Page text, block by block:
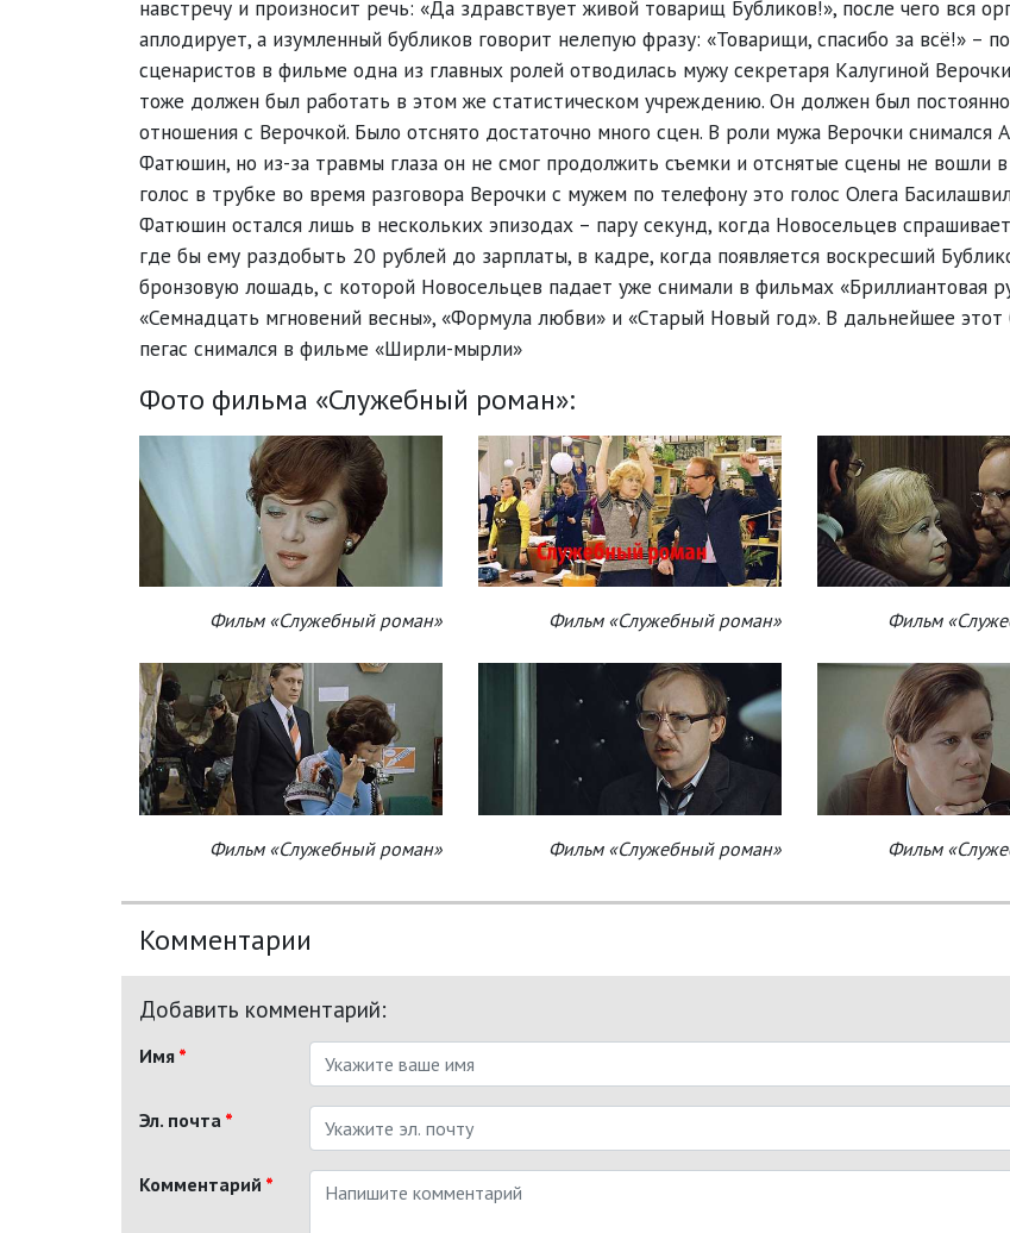
навстречу и произносит речь: «Да здравствует живой товарищ Бубликов!», после чего вся
аплодирует, а изумленный бубликов говорит нелепую фразу: «Товарищи, спасибо за всё!» –
сценаристов в фильме одна из главных ролей отводилась мужу секретаря Калугиной
тоже должен был работать в этом же статистическом учреждению. Он должен был
отношения с Верочкой. Было отснято достаточно много сцен. В роли мужа Верочки снимался
Фатюшин, но из-за травмы глаза он не смог продолжить съемки и отснятые сцены не вошли
голос в трубке во время разговора Верочки с мужем по телефону это голос Олега
Фатюшин остался лишь в нескольких эпизодах – пару секунд, когда Новосельцев
где бы ему раздобыть 20 рублей до зарплаты, в кадре, когда появляется воскресший
бронзовую лошадь, с которой Новосельцев падает уже снимали в фильмах «Бриллиантовая
«Семнадцать мгновений весны», «Формула любви» и «Старый Новый год». В дальнейшее этот
пегас снимался в фильме «Ширли-мырли»
Фото фильма «Служебный роман»:
Фильм «Служебный роман» Фильм «Служебный роман» Фильм
Фильм «Служебный роман» Фильм «Служебный роман» Фильм
Комментарии
Добавить комментарий:
Имя *
Эл. почта *
Комментарий *